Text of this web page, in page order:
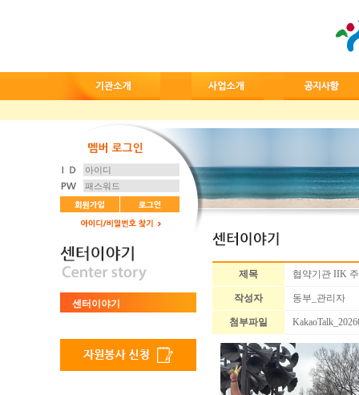
센터이야기
제목 협약기관 IIK
작성자 동부_관리자
첨부파일